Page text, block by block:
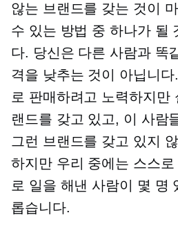
않는 브랜드를 갖는 것이
수 있는 방법 중 하나가 될
다. 당신은 다른 사람과 똑
격을 낮추는 것이 아닙니
로 판매하려고 노력하지만
랜드를 갖고 있고, 이 사람
그런 브랜드를 갖고 있지
하지만 우리 중에는 스스
로 일을 해낸 사람이 몇 명
롭습니다.